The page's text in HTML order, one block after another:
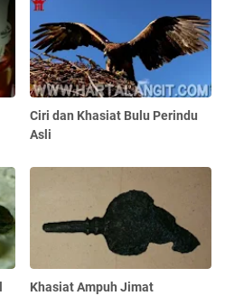
Ciri dan Khasiat Bulu Perindu
Asli
Khasiat Ampuh Jimat